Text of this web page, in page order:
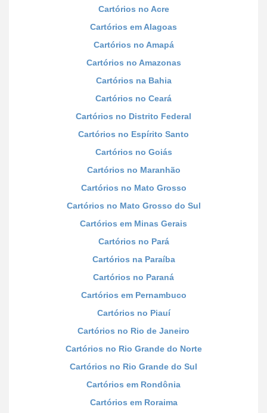
Cartórios no Acre
Cartórios em Alagoas
Cartórios no Amapá
Cartórios no Amazonas
Cartórios na Bahia
Cartórios no Ceará
Cartórios no Distrito Federal
Cartórios no Espírito Santo
Cartórios no Goiás
Cartórios no Maranhão
Cartórios no Mato Grosso
Cartórios no Mato Grosso do Sul
Cartórios em Minas Gerais
Cartórios no Pará
Cartórios na Paraíba
Cartórios no Paraná
Cartórios em Pernambuco
Cartórios no Piauí
Cartórios no Rio de Janeiro
Cartórios no Rio Grande do Norte
Cartórios no Rio Grande do Sul
Cartórios em Rondônia
Cartórios em Roraima